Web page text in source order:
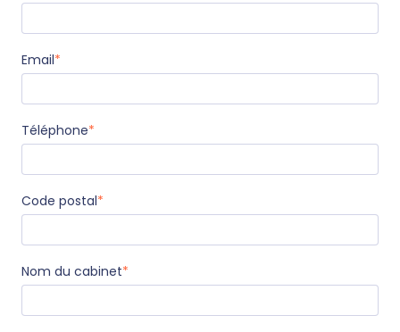
Email*
Téléphone*
Code postal*
Nom du cabinet*